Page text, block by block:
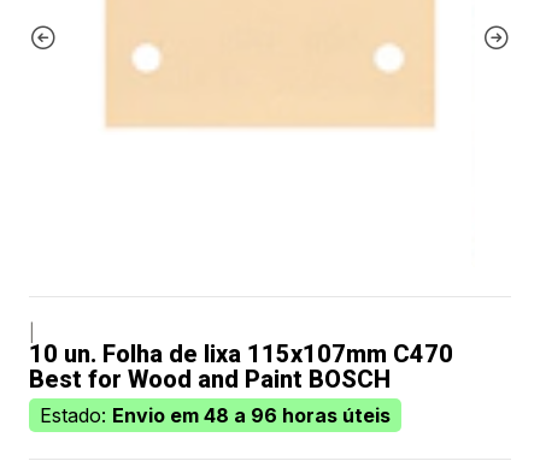
10 un. Folha de lixa 115x107mm C470
Best for Wood and Paint BOSCH
Estado: Envio em 48 a 96 horas úteis